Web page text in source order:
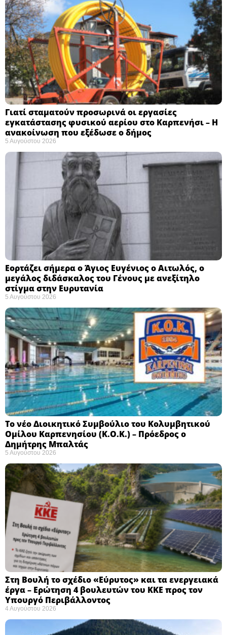
Γιατί σταματούν προσωρινά οι εργασίες
εγκατάστασης φυσικού αερίου στο Καρπενήσι – Η
ανακοίνωση που εξέδωσε ο δήμος
5 Αυγούστου 2026
Εορτάζει σήμερα ο Άγιος Ευγένιος ο Αιτωλός, ο
μεγάλος διδάσκαλος του Γένους με ανεξίτηλο
στίγμα στην Ευρυτανία
5 Αυγούστου 2026
Το νέο Διοικητικό Συμβούλιο του Κολυμβητικού
Ομίλου Καρπενησίου (Κ.Ο.Κ.) – Πρόεδρος ο
Δημήτρης Μπαλτάς
5 Αυγούστου 2026
Στη Βουλή το σχέδιο «Εύρυτος» και τα ενεργειακά
έργα – Ερώτηση 4 βουλευτών του ΚΚΕ προς τον
Υπουργό Περιβάλλοντος
4 Αυγούστου 2026